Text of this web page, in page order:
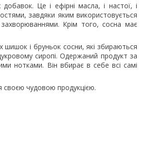
Це і ефірні масла, і настої, і
завдяки яким використовується
Крім того, сосна має
шишок і бруньок сосни, які збираються
сиропі. Одержаний продукт за
нотками. Він вбирає в себе всі самі
своєю чудовою продукцією.